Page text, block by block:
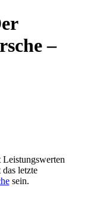
–
letzte
sein.